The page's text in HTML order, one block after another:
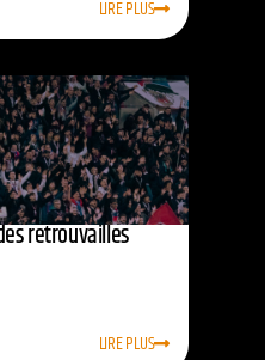
LIRE PLUS
retrouvailles
LIRE PLUS